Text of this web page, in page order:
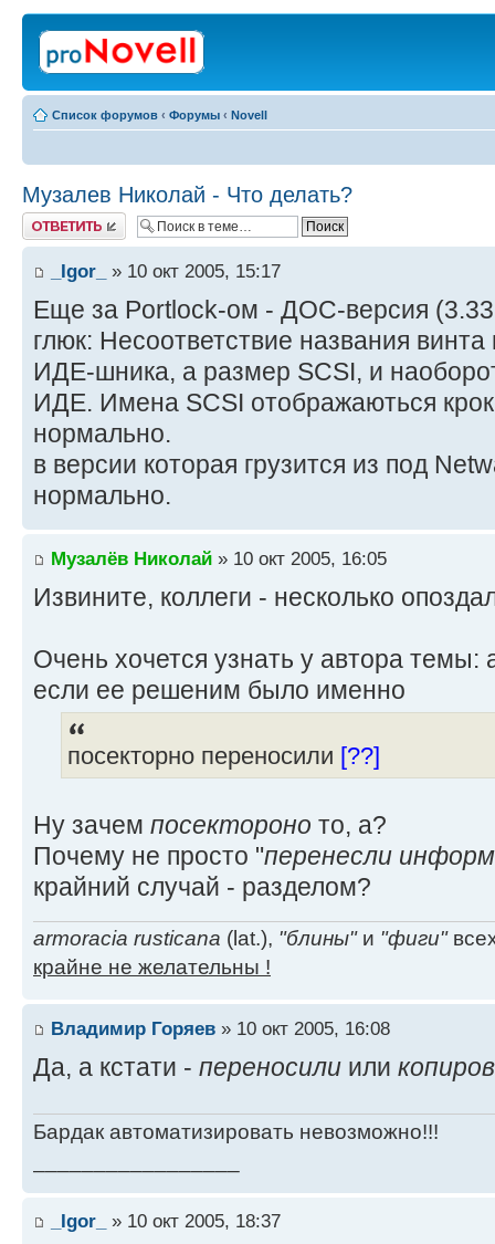
Список форумов ‹ Форумы ‹ Novell
Музалев Николай - Что делать?
Ответить
_Igor_ » 10 окт 2005, 15:17
Еще за Portlock-ом - ДОС-версия
глюк: Несоответствие названия
ИДЕ-шника, а размер SCSI, и
ИДЕ. Имена SCSI отображаються
нормально.
в версии которая грузится из под
нормально.
Музалёв Николай » 10 окт 2005, 16:05
Извините, коллеги - несколько
Очень хочется узнать у автора темы:
если ее решеним было именно
посекторно переносили [??]
Ну зачем посектороно то, а?
Почему не просто "перенесли
крайний случай - разделом?
armoracia rusticana (lat.), "блины"и "фиги"
крайне не желательны !
Владимир Горяев » 10 окт 2005, 16:08
Да, а кстати - переносили или
Бардак автоматизировать невозможно!!!
_Igor_ » 10 окт 2005, 18:37